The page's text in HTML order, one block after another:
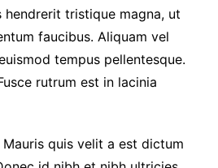
hendrerit tristique magna, ut
faucibus. Aliquam vel
tempus pellentesque.
rutrum est in lacinia
quis velit a est dictum